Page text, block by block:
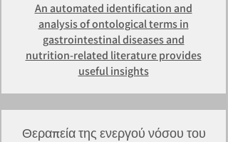
An automated identification and
analysis of ontological terms in
gastrointestinal diseases and
nutrition-related literature provides
useful insights
Θεραπεία της ενεργού νόσου του